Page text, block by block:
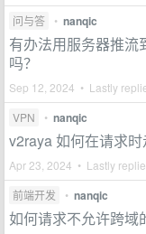
问与答 • nanqic
有办法用服务器推流
吗？
Sep 12, 2024 • Lastly
VPN • nanqic
v2raya 如何在请求
Apr 23, 2024 • Lastly
前端开发 • nanqic
如何请求不允许跨域